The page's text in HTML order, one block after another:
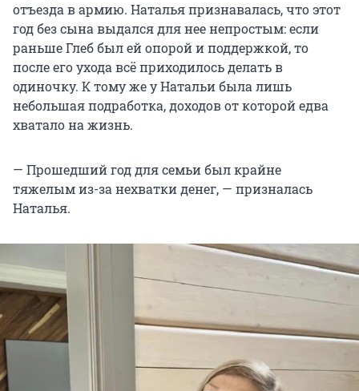
отъезда в армию. Наталья признавалась, что этот
год без сына выдался для нее непростым: если
раньше Глеб был ей опорой и поддержкой, то
после его ухода всё приходилось делать в
одиночку. К тому же у Натальи была лишь
небольшая подработка, доходов от которой едва
хватало на жизнь.
— Прошедший год для семьи был крайне
тяжелым из-за нехватки денег, — призналась
Наталья.